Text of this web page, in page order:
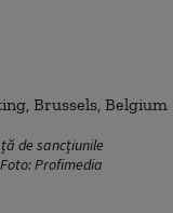
de sancțiunile
Profimedia